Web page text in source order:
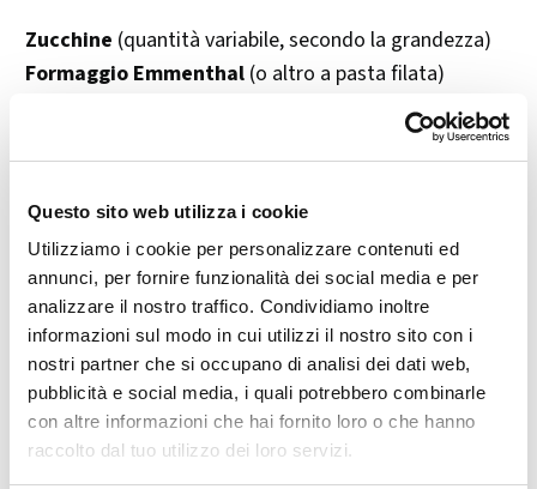
Questo sito web utilizza i cookie
Utilizziamo i cookie per personalizzare contenuti ed
annunci, per fornire funzionalità dei social media e per
analizzare il nostro traffico. Condividiamo inoltre
informazioni sul modo in cui utilizzi il nostro sito con i
nostri partner che si occupano di analisi dei dati web,
pubblicità e social media, i quali potrebbero combinarle
con altre informazioni che hai fornito loro o che hanno
raccolto dal tuo utilizzo dei loro servizi.
Zucchine (quantità variabile, secondo la grandezza)
Formaggio Emmenthal (o altro a pasta filata)
Erbe aromatiche a piacere(timo, origano,
rosmarino)
Sale e pepe q.b.
Olio extravergine d’oliva
Stuzzicadenti lunghi da spiedino(oppure normali)
👩‍🍳 Preparazione
Taglia le zucchinea fette sottili, nel senso della